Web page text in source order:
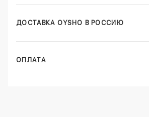
ДОСТАВКА OYSHO В РОССИЮ
ОПЛАТА